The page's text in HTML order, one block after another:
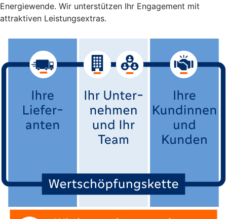
Energiewende. Wir unterstützen Ihr Engagement mit
attraktiven Leistungsextras.